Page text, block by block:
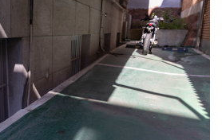
복
사
기 변
경
하
기
변
경
하
기